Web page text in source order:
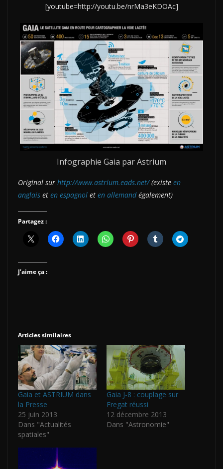
[youtube=http://youtu.be/nrMa3eKDOAc]
Infographie Gaia par Astrium
Original sur http://www.astrium.eads.net/(existe en
anglais et en espagnol et en allemandégalement)
Partagez :
J’aime ça :
Articles similaires
Gaia et ASTRIUM dans
la Presse
25 juin 2013
Dans "Actualités
spatiales"
Gaia J-8 : couplage sur
Fregat réussi
12 décembre 2013
Dans "Astronomie"